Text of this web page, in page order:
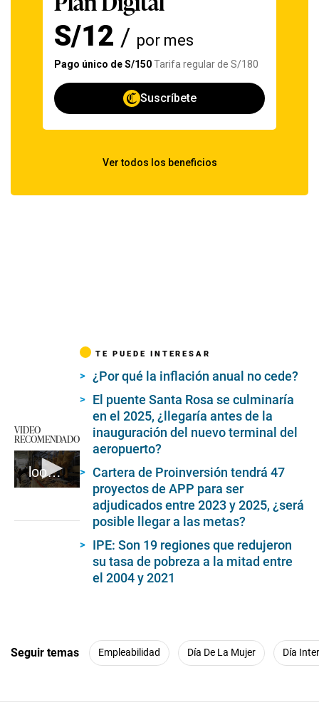
VIDEO
RECOMENDADO
loop explicativo precio pollo
TE PUEDE INTERESAR
¿Por qué la inflación anual no cede?
El puente Santa Rosa se culminaría
en el 2025, ¿llegaría antes de la
inauguración del nuevo terminal del
aeropuerto?
Cartera de Proinversión tendrá 47
proyectos de APP para ser
adjudicados entre 2023 y 2025, ¿será
posible llegar a las metas?
IPE: Son 19 regiones que redujeron
su tasa de pobreza a la mitad entre
el 2004 y 2021
Seguir temas Empleabilidad Día De La Mujer Día